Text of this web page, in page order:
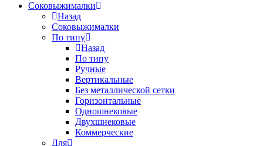
Соковыжималки
Назад
Соковыжималки
По типу
Назад
По типу
Ручные
Вертикальные
Без металлической сетки
Горизонтальные
Одношнековые
Двухшнековые
Коммерческие
Для